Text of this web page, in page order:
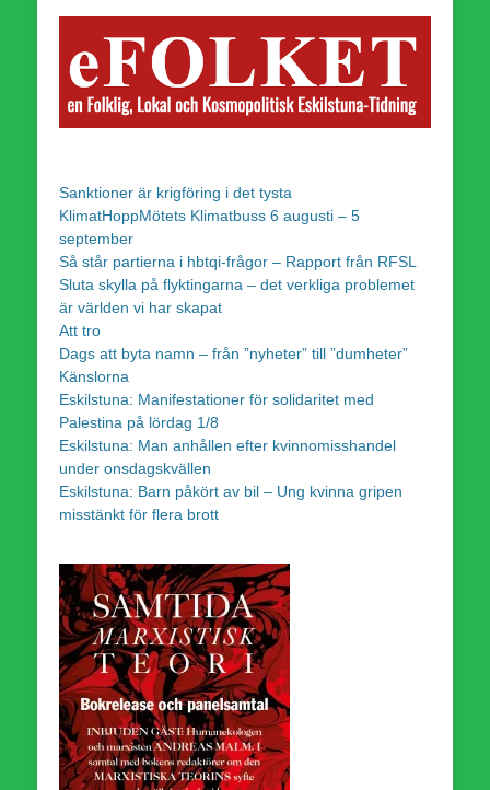
Sanktioner är krigföring i det tysta
KlimatHoppMötets Klimatbuss 6 augusti – 5
september
Så står partierna i hbtqi-frågor – Rapport från RFSL
Sluta skylla på flyktingarna – det verkliga problemet
är världen vi har skapat
Att tro
Dags att byta namn – från ”nyheter” till ”dumheter”
Känslorna
Eskilstuna: Manifestationer för solidaritet med
Palestina på lördag 1/8
Eskilstuna: Man anhållen efter kvinnomisshandel
under onsdagskvällen
Eskilstuna: Barn påkört av bil – Ung kvinna gripen
misstänkt för flera brott